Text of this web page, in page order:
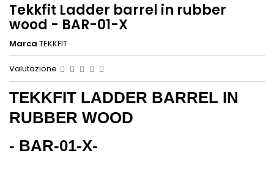
Tekkfit Ladder barrel in rubber
wood - BAR-01-X
Marca TEKKFIT
Valutazione
TEKKFIT LADDER BARREL IN
RUBBER WOOD
- BAR-01-X-